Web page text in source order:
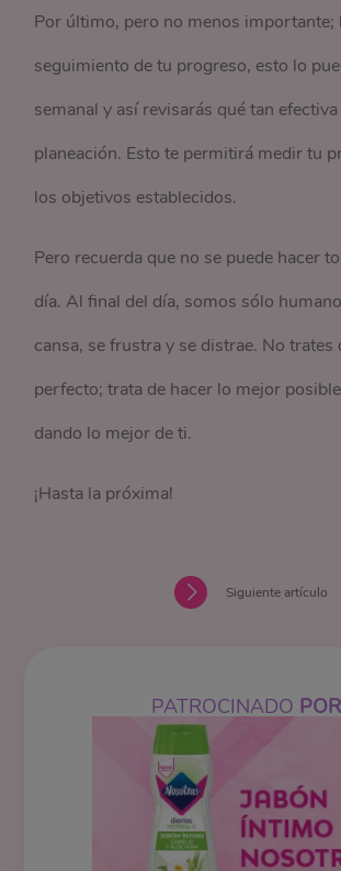
Por último, pero no menos importante;
seguimiento de tu progreso, esto lo
semanal y así revisarás qué tan
planeación. Esto te permitirá medir tu
los objetivos establecidos.
Pero recuerda que no se puede hacer
día. Al final del día, somos sólo
cansa, se frustra y se distrae. No trates
perfecto; trata de hacer lo mejor
dando lo mejor de ti.
¡Hasta la próxima!
Siguiente artículo
PATROCINADO POR